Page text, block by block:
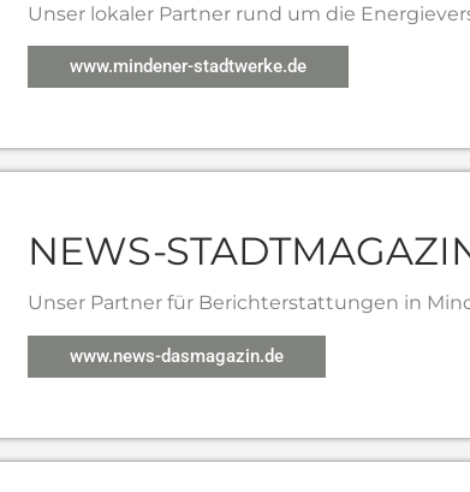
Unser lokaler Partner rund um die
www.mindener-stadtwerke.de
NEWS-
Unser Partner für Berichterstattungen in
www.news-dasmagazin.de